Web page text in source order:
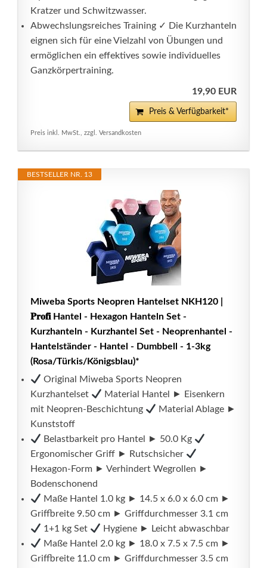
Kratzer und Schwitzwasser.
Abwechslungsreiches Training ✓ Die Kurzhanteln
eignen sich für eine Vielzahl von Übungen und
ermöglichen ein effektives sowie individuelles
Ganzkörpertraining.
19,90 EUR
Preis & Verfügbarkeit*
Preis inkl. MwSt., zzgl. Versandkosten
BESTSELLER NR. 13
Miweba Sports Neopren Hantelset NKH120 |
𝐏𝐫𝐨𝐟𝐢 Hantel - Hexagon Hanteln Set -
Kurzhanteln - Kurzhantel Set - Neoprenhantel -
Hantelständer - Hantel - Dumbbell - 1-3kg
(Rosa/Türkis/Königsblau)*
Original Miweba Sports Neopren
Kurzhantelset
Material Hantel ► Eisenkern
mit Neopren-Beschichtung
Material Ablage ►
Kunststoff
Belastbarkeit pro Hantel ► 50.0 Kg
Ergonomischer Griff ► Rutschsicher
Hexagon-Form ► Verhindert Wegrollen ►
Bodenschonend
Maße Hantel 1.0 kg ► 14.5 x 6.0 x 6.0 cm ►
Griffbreite 9.50 cm ► Griffdurchmesser 3.1 cm
1+1 kg Set
Hygiene ► Leicht abwaschbar
Maße Hantel 2.0 kg ► 18.0 x 7.5 x 7.5 cm ►
Griffbreite 11.0 cm ► Griffdurchmesser 3.5 cm